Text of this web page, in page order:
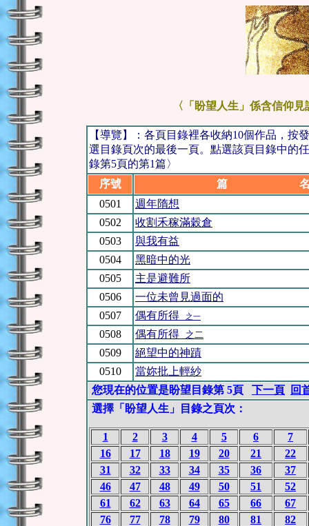
〈「盼望人生」係含信仰
【導覽】：各頁目錄裡各收納10個作品，
選目錄頁次的最後一頁。點選該頁目錄中的
錄第5頁的第1篇〉
序號
篇
0501
週年隋想
0502
收割禾稼滿穀倉
0503
與我有益
0504
黑暗中的光
0505
主是避難所
0506
一位未曾見過面的
0507
偶有所得 之一
0508 偶有所得 之二
0509
絕望中的神蹟
0510
當妳批上輕紗
您現在的位置是盼望目錄第 5頁
下一頁
回
選擇「盼望人生」目錄之頁次：
1 2 3 4 5 6
7
16
17 18 19 20 21
22
31
32 33 34 35 36
37
46
47 48 49 50 51
52
61
62 63 64 65 66
67
76
77 78 79 80 81
82